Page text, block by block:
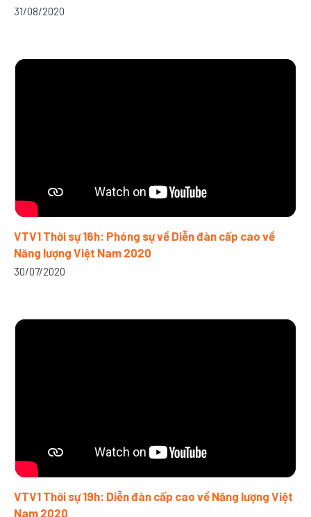
31/08/2020
VTV1 Thời sự 16h: Phóng sự về Diễn đàn cấp cao về
Năng lượng Việt Nam 2020
30/07/2020
VTV1 Thời sự 19h: Diễn đàn cấp cao về Năng lượng Việt
Nam 2020